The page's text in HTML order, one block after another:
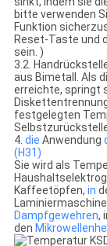
bitte verwenden
Funktion
Reset-Taste und
sein. )
3.2.
aus Bimetall. Als
erreichte, springt
festgelegten
4. die Anwendung
(H31)
Sie wird als
Kaffeetöpfen, in
Dampfgewehren,
den